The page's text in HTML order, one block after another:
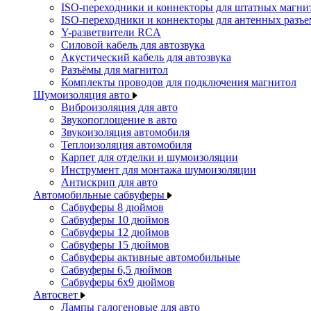
ISO-переходники и коннекторы для штатных
ISO-переходники и коннекторы для антенных
Y-разветвители RCA
Силовой кабель для автозвука
Акустический кабель для автозвука
Разъёмы для магнитол
Комплекты проводов для подключения магнитол
Шумоизоляция авто
Виброизоляция для авто
Звукопоглощение в авто
Звукоизоляция автомобиля
Теплоизоляция автомобиля
Карпет для отделки и шумоизоляции
Инструмент для монтажа шумоизоляции
Антискрип для авто
Автомобильные сабвуферы
Сабвуферы 8 дюймов
Сабвуферы 10 дюймов
Сабвуферы 12 дюймов
Сабвуферы 15 дюймов
Сабвуферы активные автомобильные
Сабвуферы 6,5 дюймов
Сабвуферы 6x9 дюймов
Автосвет
Лампы галогеновые для авто